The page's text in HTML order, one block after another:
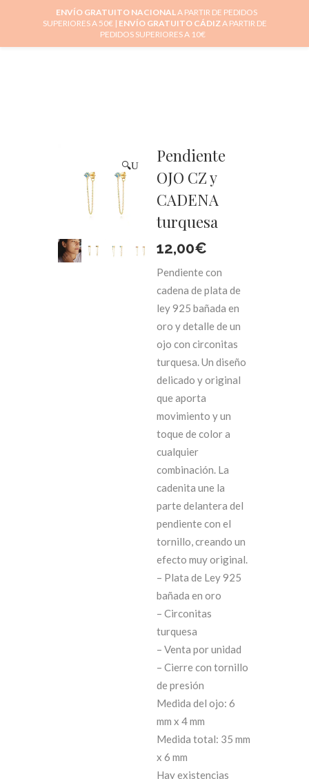
🔍
Pendiente
OJO CZ y
CADENA
turquesa
12,00€
Pendiente con
cadena de plata de
ley 925 bañada en
oro y detalle de un
ojo con circonitas
turquesa. Un diseño
delicado y original
que aporta
movimiento y un
toque de color a
cualquier
combinación. La
cadenita une la
parte delantera del
pendiente con el
tornillo, creando un
efecto muy original.
– Plata de Ley 925
bañada en oro
– Circonitas
turquesa
– Venta por unidad
– Cierre con tornillo
de presión
Medida del ojo: 6
mm x 4 mm
Medida total: 35 mm
x 6 mm
Hay existencias
ENVÍO GRATUITO NACIONALA PARTIR DE PEDIDOS
SUPERIORES A 50€ | ENVÍO GRATUITO CÁDIZA PARTIR DE
PEDIDOS SUPERIORES A 10€